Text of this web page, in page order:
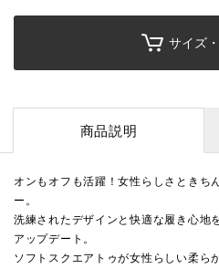
サイズ
商品説明
オンもオフも活躍！女性らしさときち
ー。
洗練されたデザインと快適な履き心地
アップデート。
ソフトスクエアトゥが女性らしい柔ら